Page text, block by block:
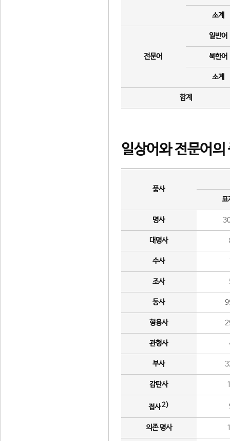
소계
전문어
일반어
북한어
소계
합계
일상어와 전문어의
품사
표
명사
대명사
수사
조사
동사
형용사
관형사
부사
감탄사
접사2)
의존 명사